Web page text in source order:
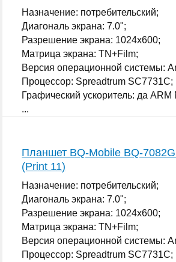
Назначение: потребительский;
Диагональ экрана: 7.0";
Разрешение экрана: 1024x600;
Матрица экрана: TN+Film;
Версия операционной системы:
Процессор: Spreadtrum SC7731C;
Графический ускоритель: да ARM
...
Планшет BQ-Mobile BQ-
(Print 11)
Назначение: потребительский;
Диагональ экрана: 7.0";
Разрешение экрана: 1024x600;
Матрица экрана: TN+Film;
Версия операционной системы:
Процессор: Spreadtrum SC7731C;